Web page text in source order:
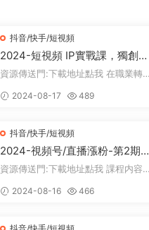
抖音/快手/短視頻
2024-短視頻 IP實戰課，獨創一
鍵複制學習秘籍，轉戰新領域，
資源傳送門:下載地址點我 在職業轉型
作： ...
2024-08-17 489
抖音/快手/短視頻
2024-視頻号/直播漲粉-第2期，
不用拍視頻，不用賣貨，在直播
資源傳送門:下載地址點我 課程内容概
播間...
2024-08-16 466